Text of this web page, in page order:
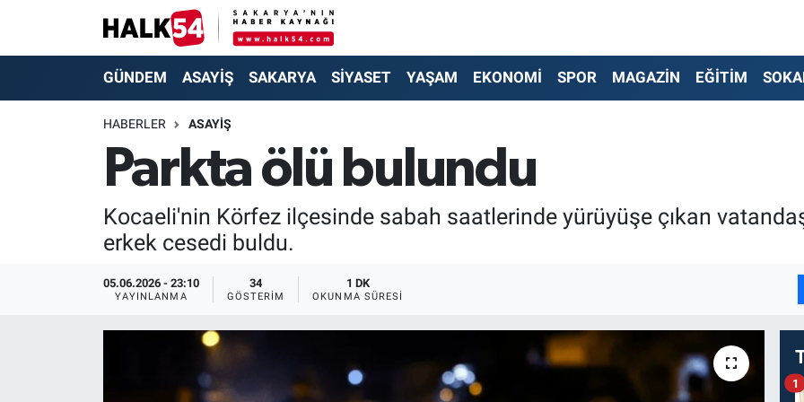
GÜNDEM ASAYİŞ SAKARYA SİYASET YAŞAM EKONOMİ SPOR MAGAZİN EĞİTİM
HABERLER ASAYİŞ
Parkta ölü bulundu
Kocaeli'nin Körfez ilçesinde sabah saatlerinde yürüyüşe çıkan
erkek cesedi buldu.
05.06.2026 - 23:10
YAYINLANMA
34
GÖSTERIM
1 DK
OKUNMA SÜRESI
1
GÜNDEM
SAKARYA
SİYASET
EKONOMİ
SOKAK RÖPORTAJLARI
Adapazarı Nöbetçi Eczaneler
Adapazarı Trafik Yoğunluk Haritası
Süper Lig Puan Durumu ve Fikstür
Tüm Manşetler
Son Dakika Haberleri